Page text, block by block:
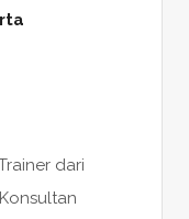
dari